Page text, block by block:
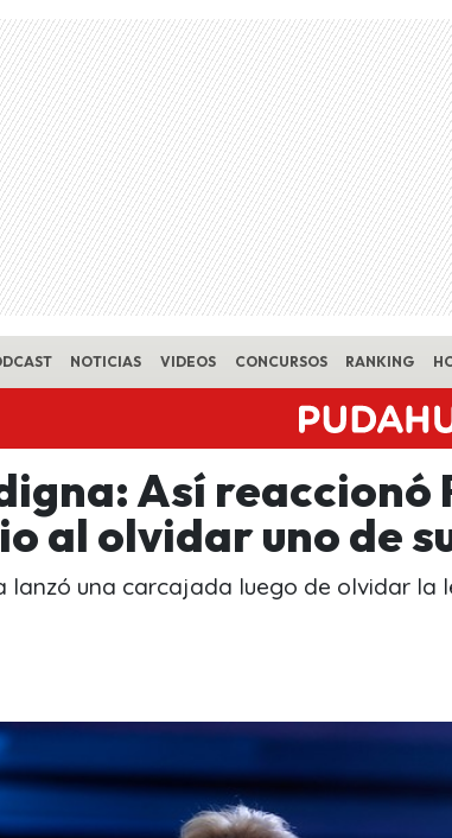
NOTICIAS VIDEOS CONCURSOS RANKING
Así reaccionó
al olvidar uno de
lanzó una carcajada luego de olvidar la